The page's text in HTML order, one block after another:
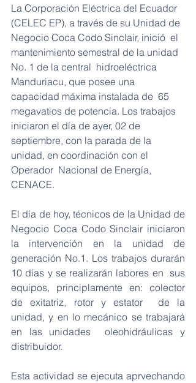
La Corporación Eléctrica del Ecuador
(CELEC EP), a través de su Unidad de
Negocio Coca Codo Sinclair, inició  el
mantenimiento semestral de la unidad
No. 1 de la central  hidroeléctrica
Manduriacu, que posee una
capacidad máxima instalada de  65
megavatios de potencia. Los trabajos
iniciaron el día de ayer, 02 de
septiembre, con la parada de la
unidad, en coordinación con el
Operador  Nacional de Energía,
CENACE.
El día de hoy, técnicos de la Unidad de
Negocio Coca Codo Sinclair iniciaron
la intervención en la unidad de
generación No.1. Los trabajos durarán
10 días y se realizarán labores en  sus
equipos, principlamente en: colector
de exitatriz, rotor y estator  de la
unidad, y en lo mecánico se trabajará
en las unidades  oleohidráulicas y
distribuidor.
Esta actividad se ejecuta aprvechando